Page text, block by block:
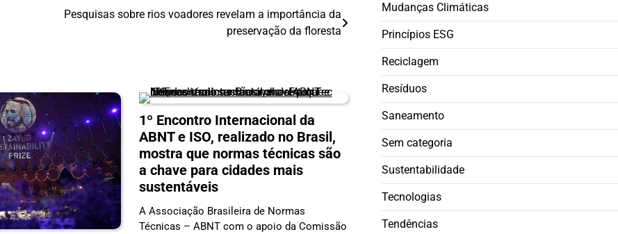
Pesquisas sobre rios voadores revelam a importância da
preservação da floresta
1º Encontro Internacional da
ABNT e ISO, realizado no Brasil,
mostra que normas técnicas são
a chave para cidades mais
sustentáveis
A Associação Brasileira de Normas
Técnicas – ABNT com o apoio da Comissão
Mudanças Climáticas
Princípios ESG
Reciclagem
Resíduos
Saneamento
Sem categoria
Sustentabilidade
Tecnologias
Tendências